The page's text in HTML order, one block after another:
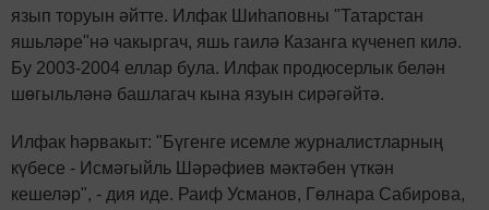
язып торуын әйтте. Илфак Шиһаповны "Татарстан
яшьләре"нә чакыргач, яшь гаилә Казанга күченеп килә.
Бу 2003-2004 еллар була. Илфак продюсерлык белән
шөгыльләнә башлагач кына язуын сирәгәйтә.
Илфак һәрвакыт: "Бүгенге исемле журналистларның
күбесе - Исмәгыйль Шәрәфиев мәктәбен үткән
кешеләр", - дия иде. Раиф Усманов, Гөлнара Сабирова,